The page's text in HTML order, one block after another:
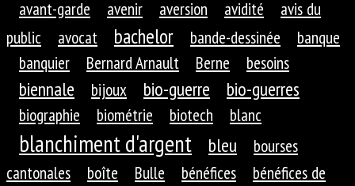
avant-garde avenir aversion avidité
avis du
public
avocat bachelor bande-dessinée
banque
banquier
Bernard Arnault Berne besoins
biennale bijoux bio-guerre bio-guerres
biographie biométrie biotech blanc
blanchiment d'argent bleu
bourses
cantonales
boîte Bulle bénéfices
bénéfices de